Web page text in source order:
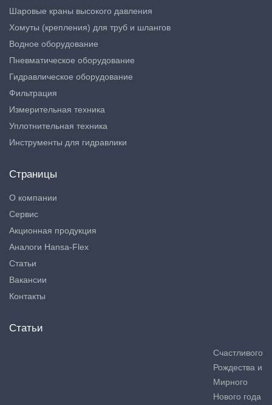
Шаровые краны высокого давления
Хомуты (крепления) для труб и шлангов
Водное оборудование
Пневматическое оборудование
Гидравлическое оборудование
Фильтрация
Измерительная техника
Уплотнительная техника
Инструменты для гидравлики
Страницы
О компании
Сервис
Акционная продукция
Аналоги Hansa-Flex
Статьи
Вакансии
Контакты
Статьи
Счастливого
Рождества и
Мирного
Нового года